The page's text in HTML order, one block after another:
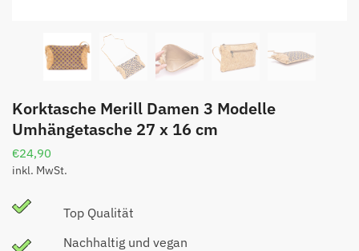
Korktasche Merill Damen 3 Modelle
Umhängetasche 27 x 16 cm
€24,90
inkl. MwSt.
Top Qualität
Nachhaltig und vegan